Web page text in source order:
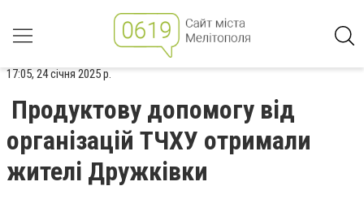
17:05, 24 січня 2025 р.
Продуктову допомогу від
організацій ТЧХУ отримали
жителі Дружківки